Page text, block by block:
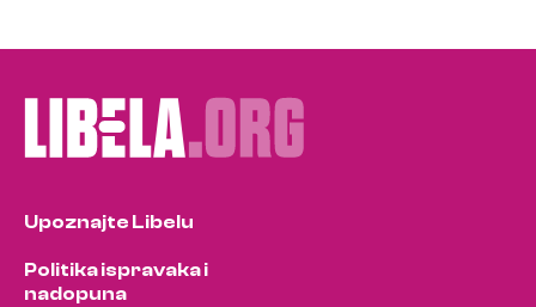
Upoznajte Libelu
Politika ispravaka i
nadopuna